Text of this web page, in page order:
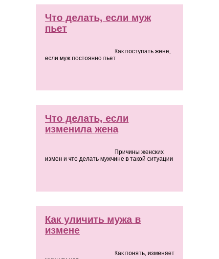
Что делать, если муж
пьет
Как поступать жене,
если муж постоянно пьет
Что делать, если
изменила жена
Причины женских
измен и что делать мужчине в такой ситуации
Как уличить мужа в
измене
Как понять, изменяет